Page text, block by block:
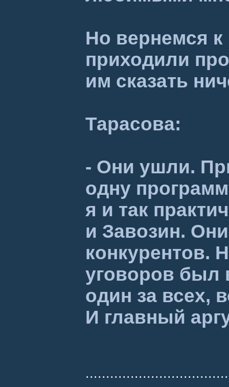
Но вернемся
приходили
им сказать
Тарасова:
- Они ушли.
одну
я и так
и Завозин.
конкурентов.
уговоров был
один за всех,
И главный